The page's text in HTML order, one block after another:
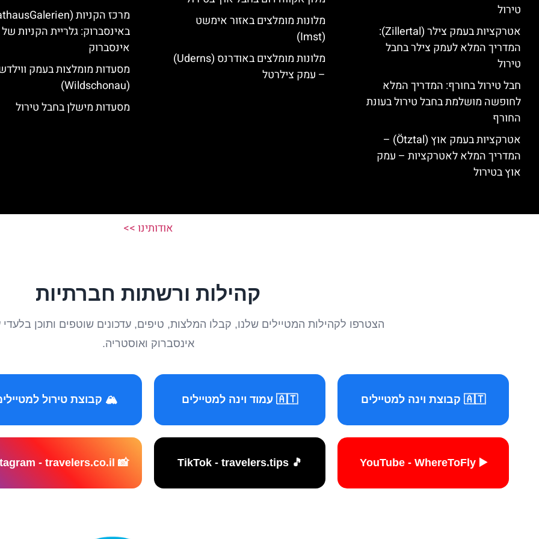
טירול
אטרקציות בעמק צילר (Zillertal):
המדריך המלא לעמק צילר בחבל
טירול
חבל טירול בחורף: המדריך המלא
לחופשה מושלמת בחבל טירול בעונת
החורף
אטרקציות בעמק אוץ (Ötztal) –
המדריך המלא לאטרקציות – עמק
אוץ בטירול
מלונות מומלצים באזור אימשט
(Imst)
מלונות מומלצים באודרנס (Uderns)
– עמק צילרטל
באינסברוק: גלריית הקניות של
אינסברוק
מסעדות מומלצות בעמק
(Wildschonau)
מסעדות מישלן בחבל טירול
אודותינו >>
קהילות ורשתות חברתיות
הצטרפו לקהילות המטיילים שלנו, קבלו המלצות, טיפים, עדכונים שוטפים ותוכן בלעדי
אינסברוק ואוסטריה.
🇦🇹 קבוצת וינה למטיילים 🇦🇹 עמוד וינה למטיילים 🏔️ קבוצת טירול
▶️ YouTube - WhereToFly
🎵 TikTok - travelers.tips
📸 Instagram - travelers.co.il